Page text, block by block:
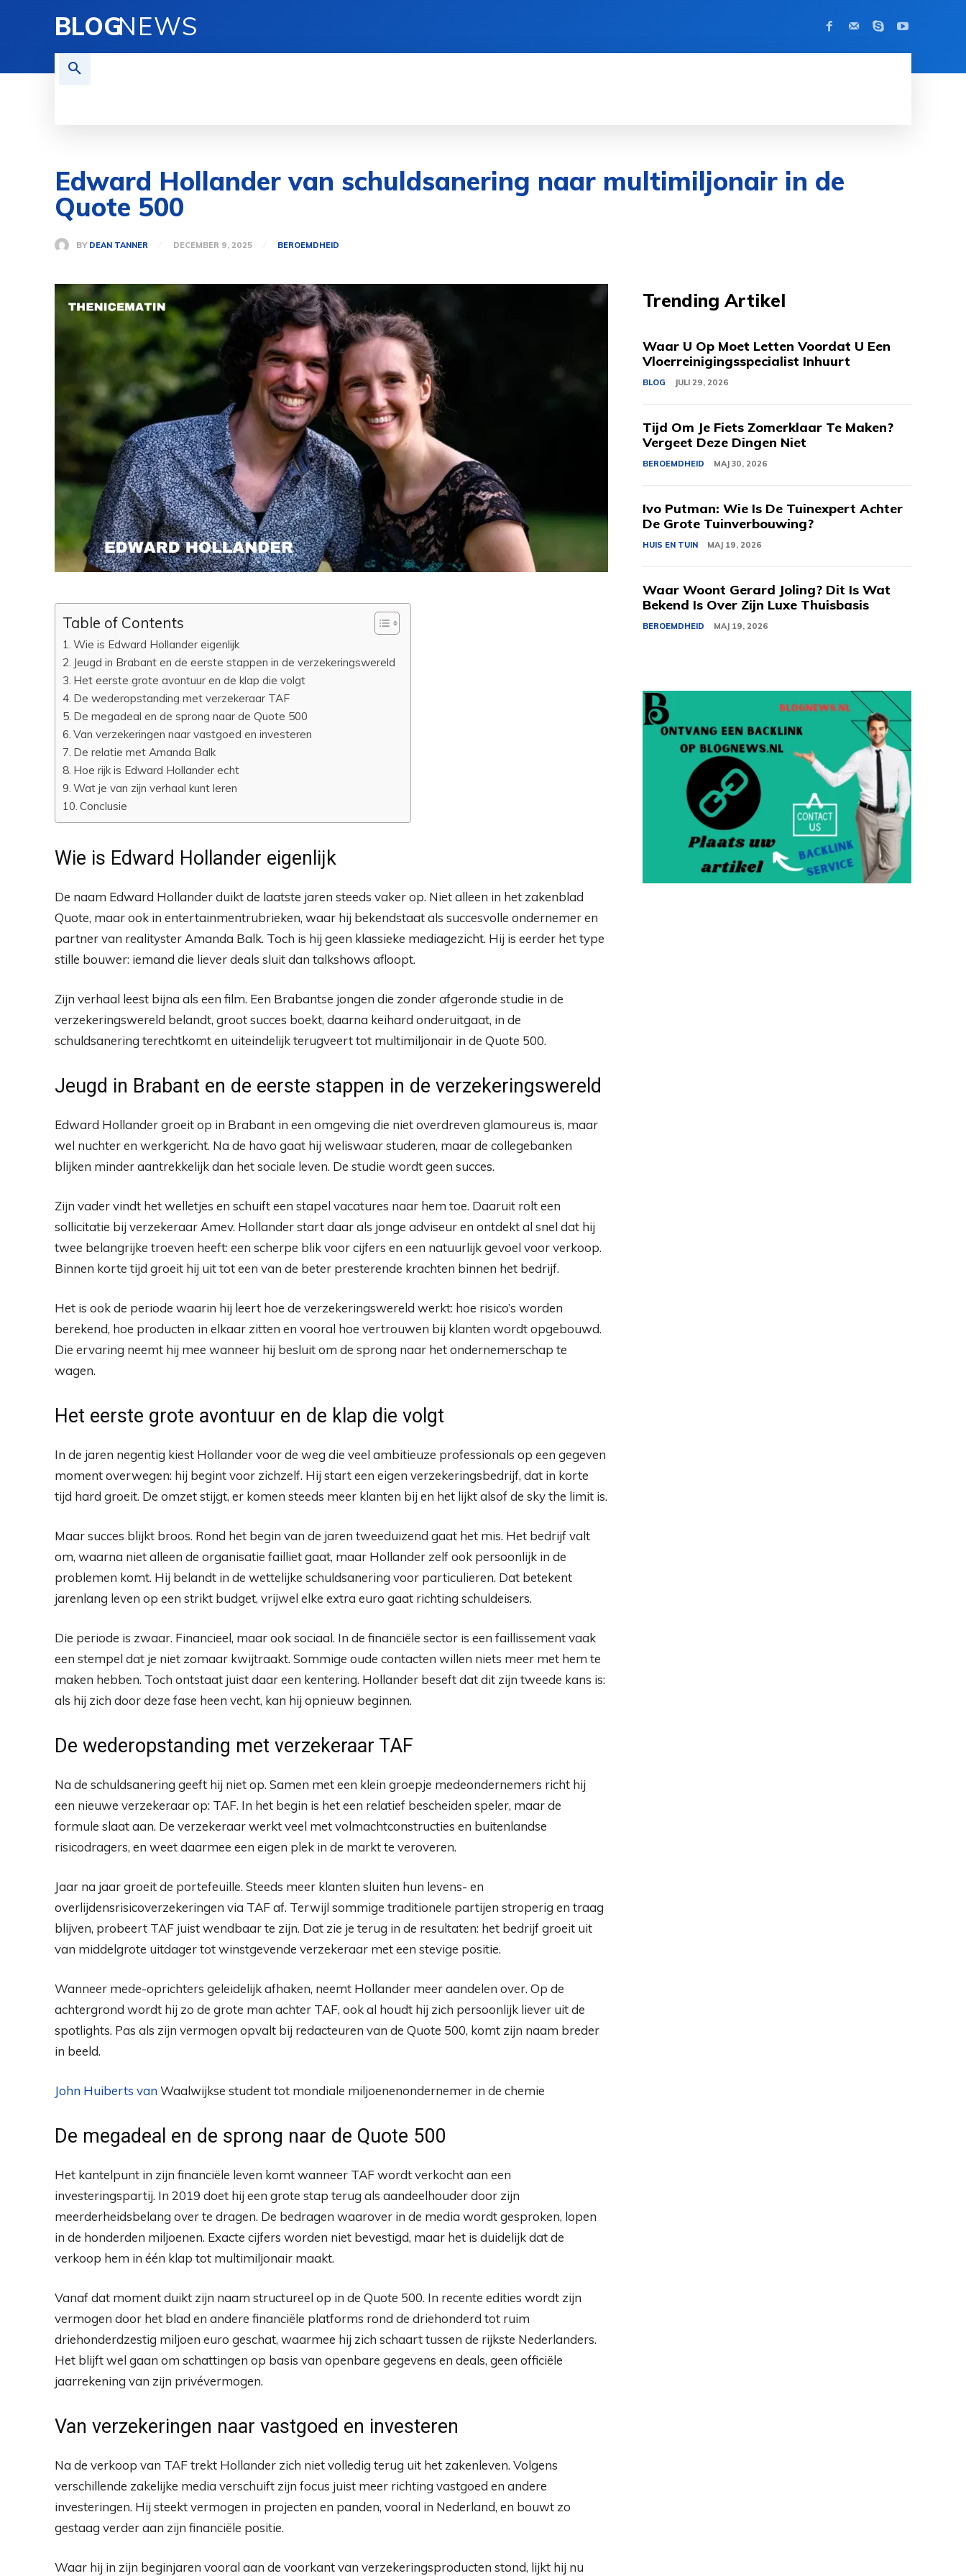
BLOGNEWS
Edward Hollander van schuldsanering naar multimiljonair in de
Quote 500
BY DEAN TANNER DECEMBER 9, 2025 BEROEMDHEID
Table of Contents
Wie is Edward Hollander eigenlijk
Jeugd in Brabant en de eerste stappen in de verzekeringswereld
Het eerste grote avontuur en de klap die volgt
De wederopstanding met verzekeraar TAF
De megadeal en de sprong naar de Quote 500
Van verzekeringen naar vastgoed en investeren
De relatie met Amanda Balk
Hoe rijk is Edward Hollander echt
Wat je van zijn verhaal kunt leren
Conclusie
Wie is Edward Hollander eigenlijk
De naam Edward Hollander duikt de laatste jaren steeds vaker op. Niet alleen in het zakenblad
Quote, maar ook in entertainmentrubrieken, waar hij bekendstaat als succesvolle ondernemer en
partner van realityster Amanda Balk. Toch is hij geen klassieke mediagezicht. Hij is eerder het type
stille bouwer: iemand die liever deals sluit dan talkshows afloopt.
Zijn verhaal leest bijna als een film. Een Brabantse jongen die zonder afgeronde studie in de
verzekeringswereld belandt, groot succes boekt, daarna keihard onderuitgaat, in de
schuldsanering terechtkomt en uiteindelijk terugveert tot multimiljonair in de Quote 500.
Jeugd in Brabant en de eerste stappen in de verzekeringswereld
Edward Hollander groeit op in Brabant in een omgeving die niet overdreven glamoureus is, maar
wel nuchter en werkgericht. Na de havo gaat hij weliswaar studeren, maar de collegebanken
blijken minder aantrekkelijk dan het sociale leven. De studie wordt geen succes.
Zijn vader vindt het welletjes en schuift een stapel vacatures naar hem toe. Daaruit rolt een
sollicitatie bij verzekeraar Amev. Hollander start daar als jonge adviseur en ontdekt al snel dat hij
twee belangrijke troeven heeft: een scherpe blik voor cijfers en een natuurlijk gevoel voor verkoop.
Binnen korte tijd groeit hij uit tot een van de beter presterende krachten binnen het bedrijf.
Het is ook de periode waarin hij leert hoe de verzekeringswereld werkt: hoe risico’s worden
berekend, hoe producten in elkaar zitten en vooral hoe vertrouwen bij klanten wordt opgebouwd.
Die ervaring neemt hij mee wanneer hij besluit om de sprong naar het ondernemerschap te
wagen.
Het eerste grote avontuur en de klap die volgt
In de jaren negentig kiest Hollander voor de weg die veel ambitieuze professionals op een gegeven
moment overwegen: hij begint voor zichzelf. Hij start een eigen verzekeringsbedrijf, dat in korte
tijd hard groeit. De omzet stijgt, er komen steeds meer klanten bij en het lijkt alsof de sky the limit is.
Maar succes blijkt broos. Rond het begin van de jaren tweeduizend gaat het mis. Het bedrijf valt
om, waarna niet alleen de organisatie failliet gaat, maar Hollander zelf ook persoonlijk in de
problemen komt. Hij belandt in de wettelijke schuldsanering voor particulieren. Dat betekent
jarenlang leven op een strikt budget, vrijwel elke extra euro gaat richting schuldeisers.
Die periode is zwaar. Financieel, maar ook sociaal. In de financiële sector is een faillissement vaak
een stempel dat je niet zomaar kwijtraakt. Sommige oude contacten willen niets meer met hem te
maken hebben. Toch ontstaat juist daar een kentering. Hollander beseft dat dit zijn tweede kans is:
als hij zich door deze fase heen vecht, kan hij opnieuw beginnen.
De wederopstanding met verzekeraar TAF
Na de schuldsanering geeft hij niet op. Samen met een klein groepje medeondernemers richt hij
een nieuwe verzekeraar op: TAF. In het begin is het een relatief bescheiden speler, maar de
formule slaat aan. De verzekeraar werkt veel met volmachtconstructies en buitenlandse
risicodragers, en weet daarmee een eigen plek in de markt te veroveren.
Jaar na jaar groeit de portefeuille. Steeds meer klanten sluiten hun levens- en
overlijdensrisicoverzekeringen via TAF af. Terwijl sommige traditionele partijen stroperig en traag
blijven, probeert TAF juist wendbaar te zijn. Dat zie je terug in de resultaten: het bedrijf groeit uit
van middelgrote uitdager tot winstgevende verzekeraar met een stevige positie.
Wanneer mede-oprichters geleidelijk afhaken, neemt Hollander meer aandelen over. Op de
achtergrond wordt hij zo de grote man achter TAF, ook al houdt hij zich persoonlijk liever uit de
spotlights. Pas als zijn vermogen opvalt bij redacteuren van de Quote 500, komt zijn naam breder
in beeld.
John Huiberts van Waalwijkse student tot mondiale miljoenenondernemer in de chemie
De megadeal en de sprong naar de Quote 500
Het kantelpunt in zijn financiële leven komt wanneer TAF wordt verkocht aan een
investeringspartij. In 2019 doet hij een grote stap terug als aandeelhouder door zijn
meerderheidsbelang over te dragen. De bedragen waarover in de media wordt gesproken, lopen
in de honderden miljoenen. Exacte cijfers worden niet bevestigd, maar het is duidelijk dat de
verkoop hem in één klap tot multimiljonair maakt.
Vanaf dat moment duikt zijn naam structureel op in de Quote 500. In recente edities wordt zijn
vermogen door het blad en andere financiële platforms rond de driehonderd tot ruim
driehonderdzestig miljoen euro geschat, waarmee hij zich schaart tussen de rijkste Nederlanders.
Het blijft wel gaan om schattingen op basis van openbare gegevens en deals, geen officiële
jaarrekening van zijn privévermogen.
Van verzekeringen naar vastgoed en investeren
Na de verkoop van TAF trekt Hollander zich niet volledig terug uit het zakenleven. Volgens
verschillende zakelijke media verschuift zijn focus juist meer richting vastgoed en andere
investeringen. Hij steekt vermogen in projecten en panden, vooral in Nederland, en bouwt zo
gestaag verder aan zijn financiële positie.
Waar hij in zijn beginjaren vooral aan de voorkant van verzekeringsproducten stond, lijkt hij nu
Trending Artikel
Waar U Op Moet Letten Voordat U Een
Vloerreinigingsspecialist Inhuurt
BLOG JULI 29, 2026
Tijd Om Je Fiets Zomerklaar Te Maken?
Vergeet Deze Dingen Niet
BEROEMDHEID MAJ 30, 2026
Ivo Putman: Wie Is De Tuinexpert Achter
De Grote Tuinverbouwing?
HUIS EN TUIN MAJ 19, 2026
Waar Woont Gerard Joling? Dit Is Wat
Bekend Is Over Zijn Luxe Thuisbasis
BEROEMDHEID MAJ 19, 2026